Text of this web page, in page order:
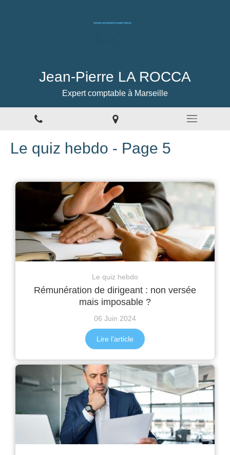
Jean-Pierre LA ROCCA
Expert comptable à Marseille
Le quiz hebdo - Page 5
Le quiz hebdo
Rémunération de dirigeant : non versée
mais imposable ?
06 Juin 2024
Lire l'article